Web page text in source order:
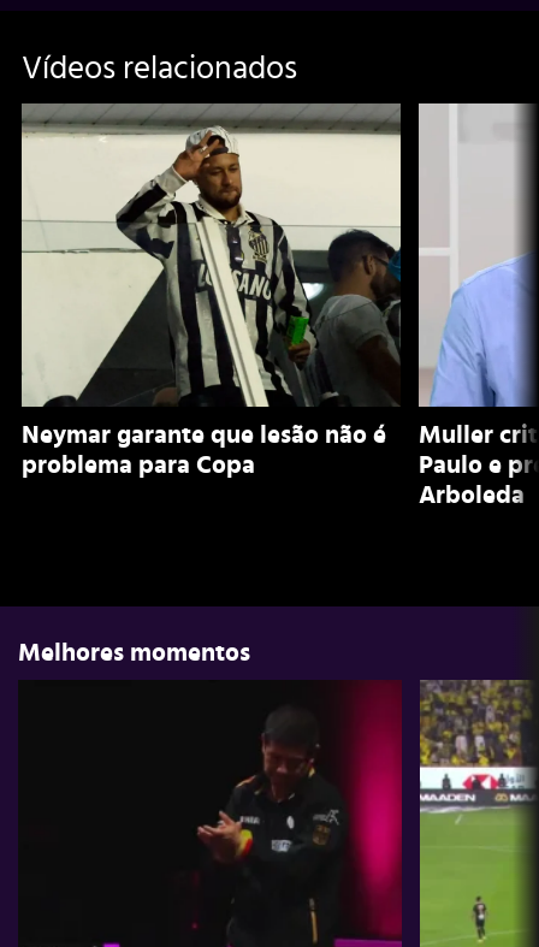
Vídeos relacionados
Neymar garante que lesão não é
problema para Copa
Muller
Paulo e
Arboleda
Melhores momentos